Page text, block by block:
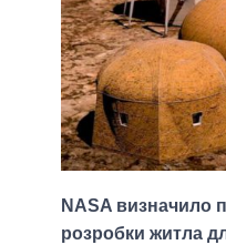
NASA визначило
розробки житла